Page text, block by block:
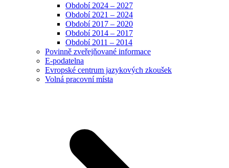
Období 2024 – 2027
Období 2021 – 2024
Období 2017 – 2020
Období 2014 – 2017
Období 2011 – 2014
Povinně zveřejňované informace
E-podatelna
Evropské centrum jazykových zkoušek
Volná pracovní místa